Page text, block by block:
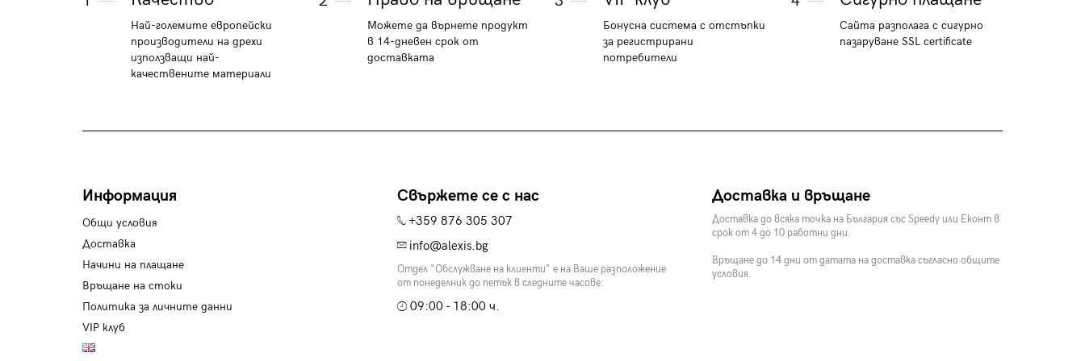
Най-големите европейски
производители на дрехи
използващи най-
качествените материали
Можете да върнете продукт
в 14-дневен срок от
доставката
Бонусна система с отстъпки
за регистрирани
потребители
Сайта разполага с сигурно
пазаруване SSL certificate
Информация
Общи условия
Доставка
Начини на плащане
Връщане на стоки
Политика за личните данни
VIP клуб
Свържете се с нас
+359 876 305 307
info@alexis.bg
Отдел "Обслужване на клиенти" е на Ваше разположение
от понеделник до петък в следните часове:
09:00 - 18:00 ч.
Доставка и връщане
Доставка до всяка точка на България със Speedy или Еконт в
срок от 4 до 10 работни дни.
Връщане до 14 дни от датата на доставка съгласно общите
условия.